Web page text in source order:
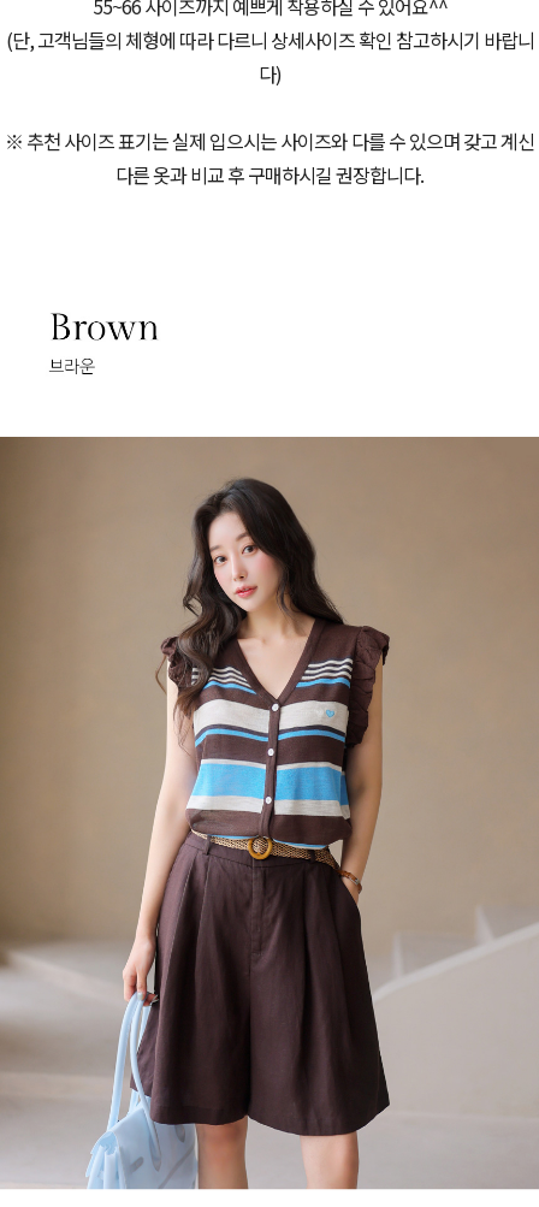
(단, 고객님들의 체형에 따라 다르니 상세사이즈 확인 참고하시기 바랍니
다)
※ 추천 사이즈 표기는 실제 입으시는 사이즈와 다를 수 있으며 갖고 계신
다른 옷과 비교 후 구매하시길 권장합니다.